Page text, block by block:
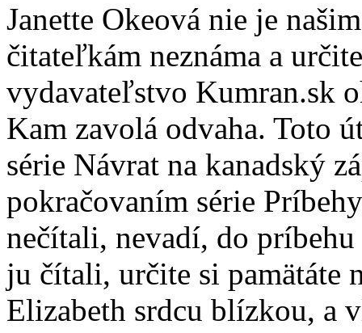
Janette Okeová nie je
čitateľkám neznáma a
vydavateľstvo Kumran.sk
Kam zavolá odvaha. Toto
série Návrat na kanadský
pokračovaním série
nečítali, nevadí, do
ju čítali, určite si pamätáte
Elizabeth srdcu blízkou, a